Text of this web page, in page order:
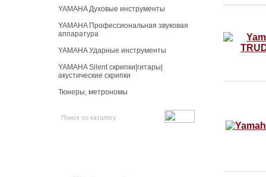
YAMAHA Духовые инструменты
YAMAHA Профессиональная звуковая
аппаратура
YAMAHA Ударные инструменты
YAMAHA Silent скрипки|гитары|
акустические скрипки
Тюнеры, метрономы